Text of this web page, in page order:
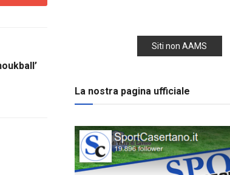
Siti non AAMS
La nostra pagina ufficiale